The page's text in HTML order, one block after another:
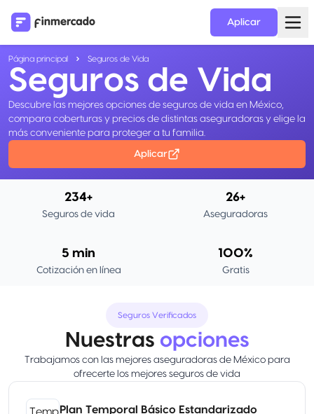
Aplicar
Página principal Seguros de Vida
Seguros de Vida
Descubre las mejores opciones de seguros de vida en México,
compara coberturas y precios de distintas aseguradoras y elige la
más conveniente para proteger a tu familia.
Aplicar
234+
Seguros de vida
26+
Aseguradoras
5 min
Cotización en línea
100%
Gratis
Seguros Verificados
Nuestras opciones
Trabajamos con las mejores aseguradoras de México para
ofrecerte los mejores seguros de vida
Plan Temporal Básico Estandarizado